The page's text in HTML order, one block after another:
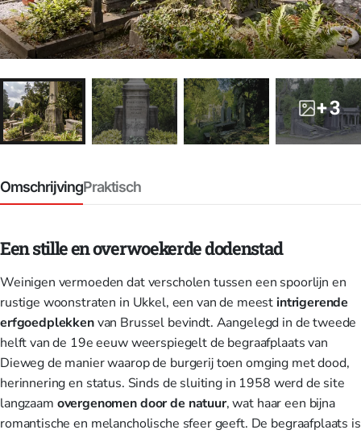
+ 3
OmschrijvingPraktisch
Een stille en overwoekerde dodenstad
Weinigen vermoeden dat verscholen tussen een spoorlijn en
rustige woonstraten in Ukkel, een van de meest intrigerende
erfgoedplekkenvan Brussel bevindt. Aangelegd in de tweede
helft van de 19e eeuw weerspiegelt de begraafplaats van
Dieweg de manier waarop de burgerij toen omging met dood,
herinnering en status. Sinds de sluiting in 1958 werd de site
langzaam overgenomen door de natuur, wat haar een bijna
romantische en melancholische sfeer geeft. De begraafplaats is